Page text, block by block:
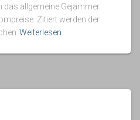
das allgemeine Gejammer
Zitiert werden der
Weiterlesen